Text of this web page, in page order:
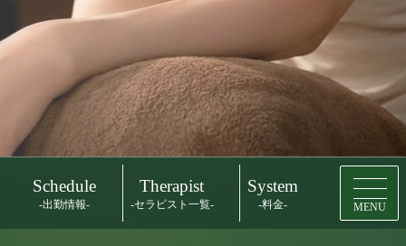
Schedule
-出勤情報-
Therapist
-セラピスト一覧-
System
-料金- MENU